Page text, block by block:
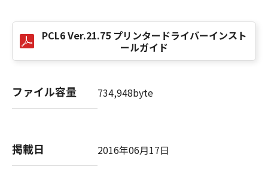
acceptance hereof by clicking the button
indicating your acceptance as stated below or
installing the SOFTWARE and remains in
effect until terminated. You may terminate
including any and all copies thereof.
This Agreement shall also terminate if you fail
Canon enforcing its respective legal rights,
you must then promptly destroy the
PCL6 Ver.21.75 プリンタードライバーインスト
ールガイド
ファイル容量 734,948byte
掲載日 2016年06月17日